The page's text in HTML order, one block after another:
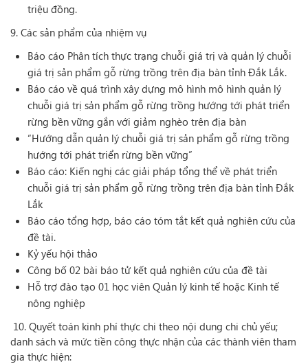
triệu đồng.
9. Các sản phẩm của nhiệm vụ
Báo cáo Phân tích thực trạng chuỗi giá trị và quản lý chuỗi
giá trị sản phẩm gỗ rừng trồng trên địa bàn tỉnh Đắk Lắk.
Báo cáo về quá trình xây dựng mô hình mô hình quản lý
chuỗi giá trị sản phẩm gỗ rừng trồng hướng tới phát triển
rừng bền vững gắn với giảm nghèo trên địa bàn
“Hướng dẫn quản lý chuỗi giá trị sản phẩm gỗ rừng trồng
hướng tới phát triển rừng bền vững”
Báo cáo: Kiến nghị các giải pháp tổng thể về phát triển
chuỗi giá trị sản phẩm gỗ rừng trồng trên địa bàn tỉnh Đắk
Lắk
Báo cáo tổng hợp, báo cáo tóm tắt kết quả nghiên cứu của
đề tài.
Kỷ yếu hội thảo
Công bố 02 bài báo tử kết quả nghiên cứu của đề tài
Hỗ trợ đào tạo 01 học viên Quản lý kinh tế hoặc Kinh tế
nông nghiệp
10. Quyết toán kinh phí thực chi theo nội dung chi chủ yếu;
danh sách và mức tiền công thực nhận của các thành viên tham
gia thực hiện: